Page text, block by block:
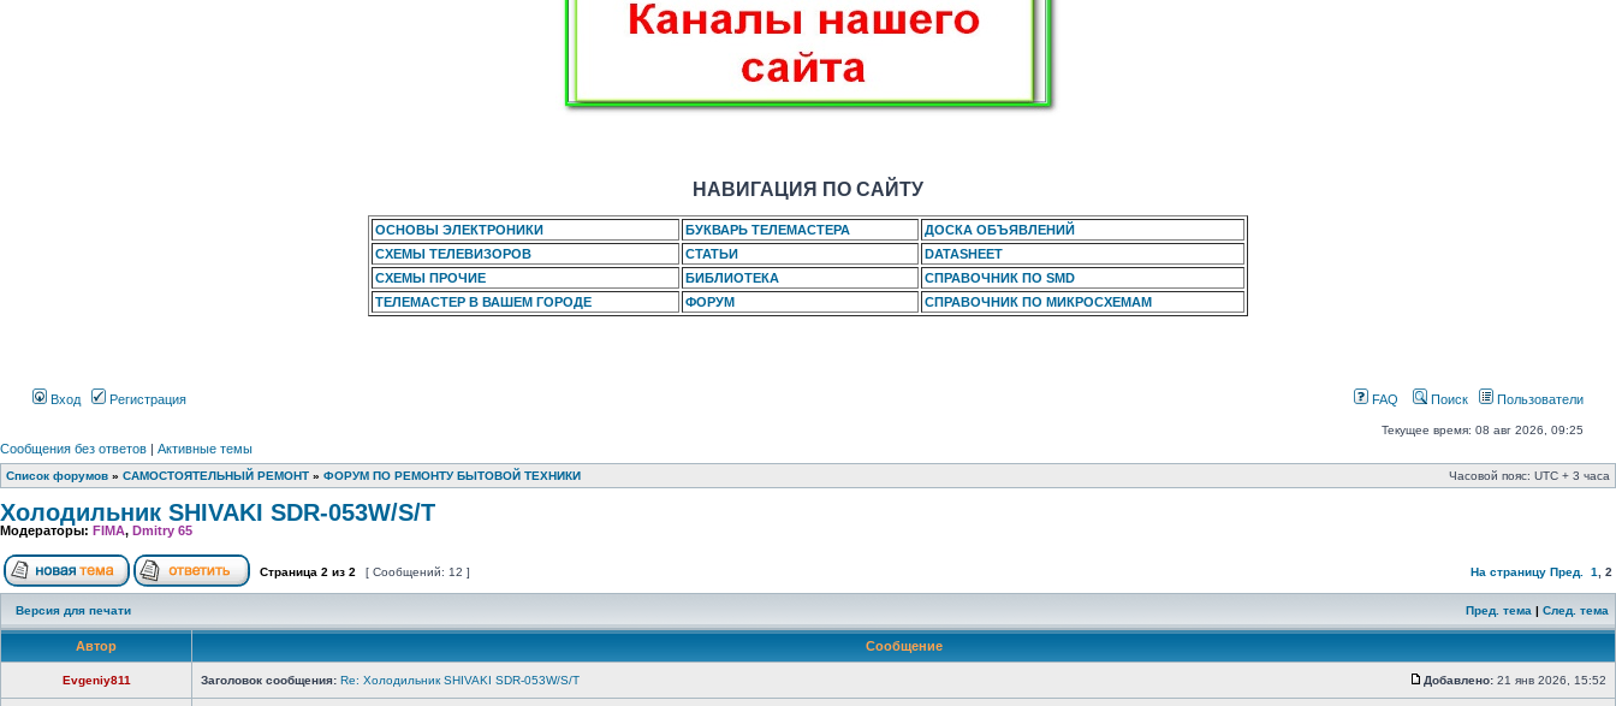
НАВИГАЦИЯ ПО САЙТУ
ОСНОВЫ ЭЛЕКТРОНИКИ БУКВАРЬ ТЕЛЕМАСТЕРА
ДОСКА ОБЪЯВЛЕНИЙ
СХЕМЫ ТЕЛЕВИЗОРОВ
СТАТЬИ
DATASHEET
СХЕМЫ ПРОЧИЕ
БИБЛИОТЕКА
СПРАВОЧНИК ПО SMD
ТЕЛЕМАСТЕР В ВАШЕМ ГОРОДЕ
ФОРУМ СПРАВОЧНИК ПО МИКРОСХЕМАМ
Вход Регистрация FAQ Поиск Пользователи
Текущее время: 08 авг 2026, 09:25
Сообщения без ответов | Активные темы
Список форумов » САМОСТОЯТЕЛЬНЫЙ РЕМОНТ » ФОРУМ ПО РЕМОНТУ БЫТОВОЙ ТЕХНИКИ Часовой пояс: UTC + 3 часа
Холодильник SHIVAKI SDR-053W/S/T
Модераторы: FIMA, Dmitry 65
Страница 2 из 2 [ Сообщений: 12 ] На страницу Пред. 1 2
Версия для печати Пред. тема | След. тема
Автор Сообщение
Evgeniy811 Заголовок сообщения: Re: Холодильник SHIVAKI SDR-053W/S/T Добавлено: 21 янв 2026, 15:52